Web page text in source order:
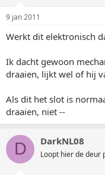
9 jan 2011
Werkt dit elektronisch
Ik dacht gewoon
draaien, lijkt wel of hij
Als dit het slot is
draaien, niet --
D DarkNL08
Loopt hier de deur